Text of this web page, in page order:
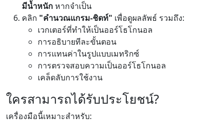
มีน้ำหนักหากจำเป็น
คลิก "คำนวณแกรม-ชิดท์" เพื่อดูผลลัพธ์ รวมถึง:
เวกเตอร์ที่ทำให้เป็นออร์โธโกนอล
การอธิบายทีละขั้นตอน
การแทนค่าในรูปแบบเมทริกซ์
การตรวจสอบความเป็นออร์โธโกนอล
เคล็ดลับการใช้งาน
ใครสามารถได้รับประโยชน์?
เครื่องมือนี้เหมาะสำหรับ: